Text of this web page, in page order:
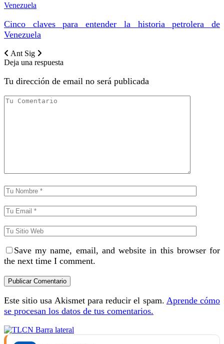
Venezuela
Cinco claves para entender la historia petrolera de
Venezuela
Ant Sig
Deja una respuesta
Tu dirección de email no será publicada
Save my name, email, and website in this browser for
the next time I comment.
Este sitio usa Akismet para reducir el spam. Aprende cómo
se procesan los datos de tus comentarios.